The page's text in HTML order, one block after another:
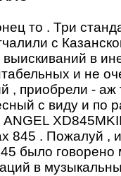
то . Три
с
выискиваний в
и не
, приобрели - аж
с виду и по
ANGEL
845 . Пожалуй ,
было говорено
в